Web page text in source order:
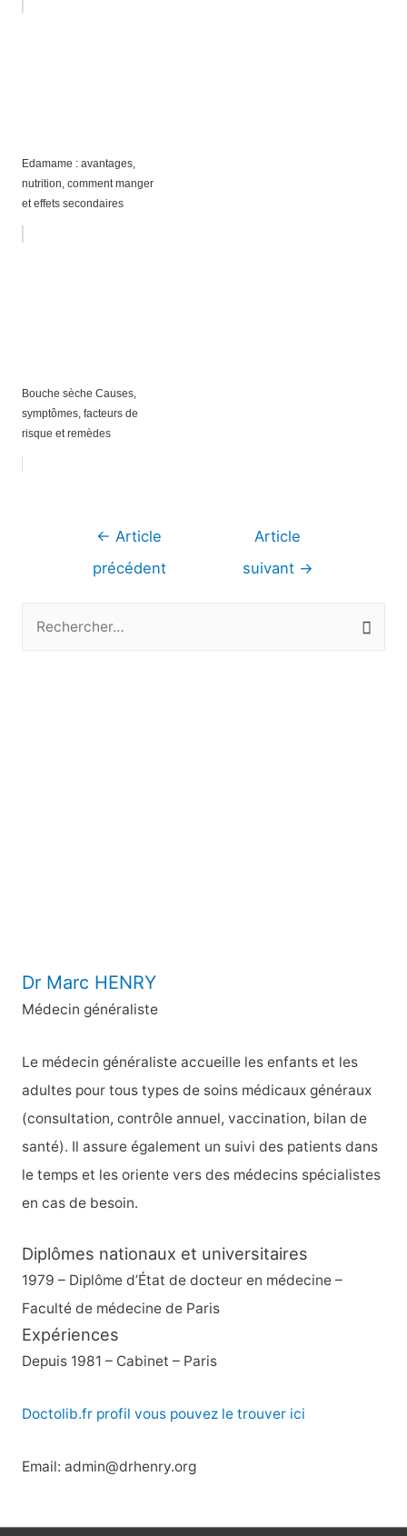
Edamame : avantages,
nutrition, comment manger
et effets secondaires
Bouche sèche Causes,
symptômes, facteurs de
risque et remèdes
Navigation
← Article
précédent
Article
suivant →
Dr Marc HENRY
Médecin généraliste
Le médecin généraliste accueille les enfants et les
adultes pour tous types de soins médicaux généraux
(consultation, contrôle annuel, vaccination, bilan de
santé). Il assure également un suivi des patients dans
le temps et les oriente vers des médecins spécialistes
en cas de besoin.
Diplômes nationaux et universitaires
1979 – Diplôme d’État de docteur en médecine –
Faculté de médecine de Paris
Expériences
Depuis 1981 – Cabinet – Paris
Doctolib.fr profil vous pouvez le trouver ici
Email: admin@drhenry.org